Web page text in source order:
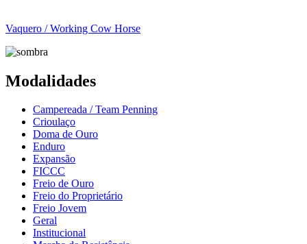
Vaquero / Working Cow Horse
Modalidades
Campereada / Team Penning
Crioulaço
Doma de Ouro
Enduro
Expansão
FICCC
Freio de Ouro
Freio do Proprietário
Freio Jovem
Geral
Institucional